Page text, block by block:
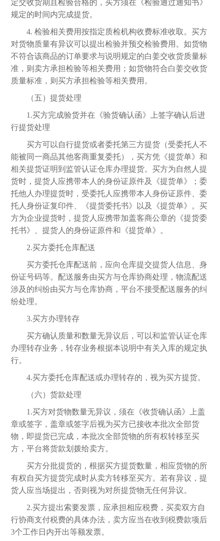
定交收货期且检验合格的，买方须在《检验通过通知书》
规定的时间内完成提货。
4. 检验相关费用按指定质检机构收费标准收取。买方
对货物质量有异议可以提出检验并预交检验费用。如货物
不符合该商品的订单要求与说明规定的白姜交收货质量标
准，则卖方承担检验等相关费用；如货物符合白姜交收货
质量标准，则买方承担检验等相关费用。
（五）提货处理
1.买方完成验货并在《验货确认函》上签字确认后进
行提货处理
买方可以自行提货或者委托第三方提货（受委托人不
能被同一商品其他客商重复委托），买方凭《提货单》和
相关提货证明到监管认证仓库办理提货。买方为自然人提
货时，提货人应携带本人的身份证原件及《提货单》；委
托他人办理提货时，受委托人应携带本人身份证原件、委
托人身份证复印件、《提货委托书》以及《提货单》。买
方为企业提货时，提货人应携带加盖客商公章的《提货委
托书》、提货人的身份证原件和《提货单》。
2.买方委托仓库配送
买方委托仓库配送前，应向仓库提交提货人信息、身
份证号码等。配送服务由买方与仓库协商处理，物流配送
涉及的纠纷由买方与仓库协商，平台不接受配送服务的纠
纷处理。
3.买方办理转存
买方确认质量和数量无异议后，可以和监管认证仓库
办理转存业务，转存业务根据本说明中有关入库的规定执
行。
4.买方委托仓库配送或办理转存的，视为买方提货。
（六）货款处理
1.买方对货物数量无异议，须在《收货确认函》上盖
章或签字，盖章或签字后视为买方已接收本批次全部货
物，即提货已完成，本批次全部货物的所有权转移至买
方，平台将货款划拨给卖方。
买方分批提货的，根据买方提货数量，相应货物的所
有权自买方提货完成时从卖方转移至买方。若有异议，提
货人应当场提出，否则视为对所提货物无任何异议。
2.买方提出索要发票，应承担相应税费，买卖双方自
行协商支付税费的具体办法，卖方应当在收到税费款项后
3个工作日内开出等额发票。